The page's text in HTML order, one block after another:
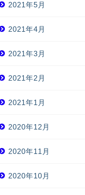
2021年5月
2021年4月
2021年3月
2021年2月
2021年1月
2020年12月
2020年11月
2020年10月